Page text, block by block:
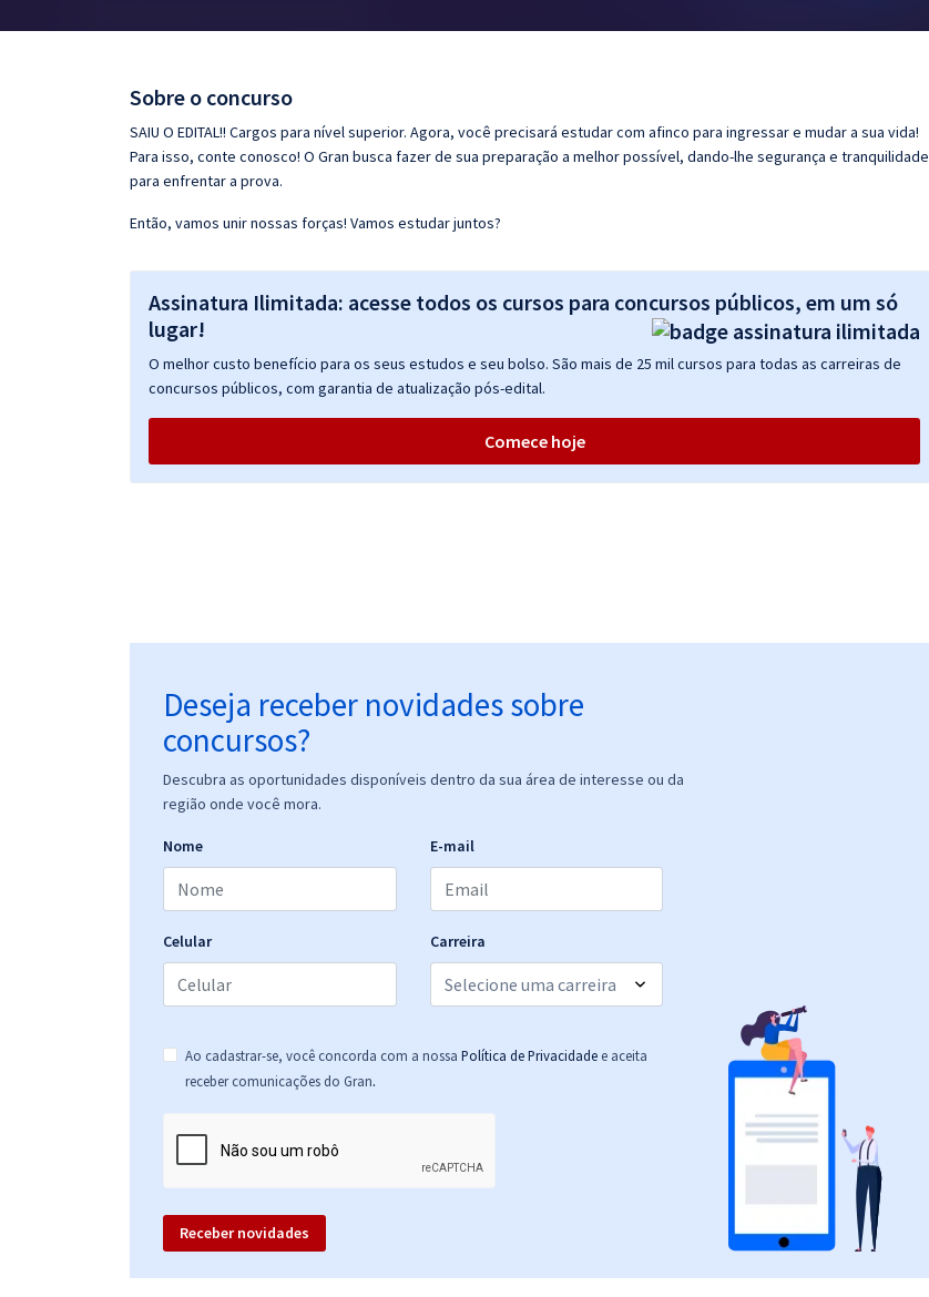
Questões grátis
Conteúdo gratuito
Sobre o concurso
SAIU O EDITAL!! Cargos para nível superior. Agora, você precisará estudar com afinco para ingressar e mudar a sua vida!
Para isso, conte conosco! O Gran busca fazer de sua preparação a melhor possível, dando-lhe segurança e tranquilidade
para enfrentar a prova.
Então, vamos unir nossas forças! Vamos estudar juntos?
Assinatura Ilimitada: acesse todos os cursos para concursos públicos, em um só
lugar!
O melhor custo benefício para os seus estudos e seu bolso. São mais de 25 mil cursos para todas as carreiras de
concursos públicos, com garantia de atualização pós-edital.
Comece hoje
Deseja receber novidades sobre
concursos?
Descubra as oportunidades disponíveis dentro da sua área de interesse ou da
região onde você mora.
Nome E-mail
Celular Carreira
Ao cadastrar-se, você concorda com a nossa Política de Privacidade e aceita
receber comunicações do Gran.
Receber novidades